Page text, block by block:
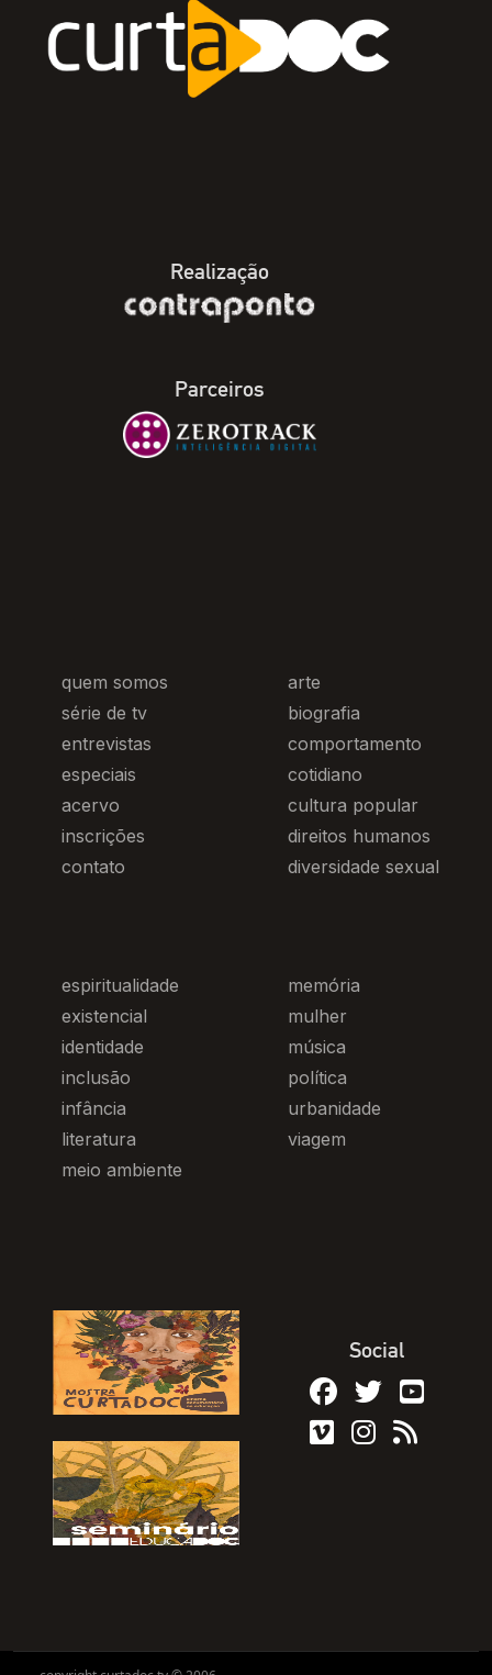
Realização
Parceiros
quem somos
série de tv
entrevistas
especiais
acervo
inscrições
contato
arte
biografia
comportamento
cotidiano
cultura popular
direitos humanos
diversidade sexual
espiritualidade
existencial
identidade
inclusão
infância
literatura
meio ambiente
memória
mulher
música
política
urbanidade
viagem
Social